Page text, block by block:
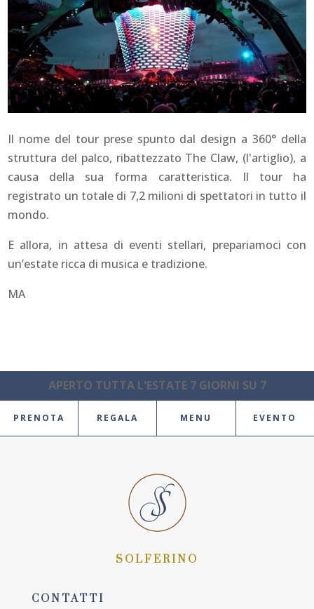
Il nome del tour prese spunto dal design a 360° della
struttura del palco, ribattezzato The Claw, (l'artiglio), a
causa della sua forma caratteristica. Il tour ha
registrato un totale di 7,2 milioni di spettatori in tutto il
mondo.
E allora, in attesa di eventi stellari, prepariamoci con
un’estate ricca di musica e tradizione.
MA
APERTO TUTTA L'ESTATE 7 GIORNI SU 7
PRENOTA REGALA MENU EVENTO
SOLFERINO
CONTATTI